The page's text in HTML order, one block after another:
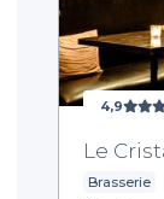
4,9
Le
Brasserie